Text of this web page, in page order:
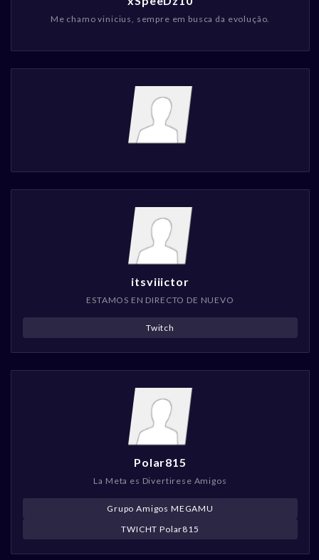
Me chamo vinicius, sempre em busca da evolução.
itsviiictor
ESTAMOS EN DIRECTO DE NUEVO
Twitch
Polar815
La Meta es Divertirese Amigos
Grupo Amigos MEGAMU
TWICHT Polar815